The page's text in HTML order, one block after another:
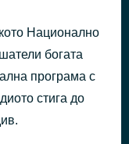
Национално
богата
програма с
стига до